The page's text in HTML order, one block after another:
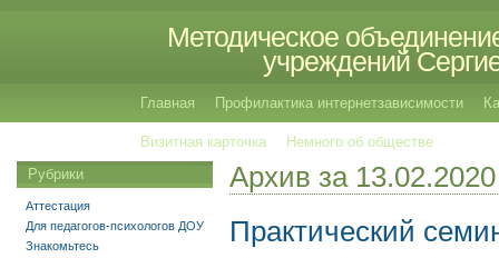
Методическое
учреждений
Главная Профилактика интернетзависимости
Визитная карточка Немного об обществе
Архив за 13.02.2020
Практический
Рубрики
Аттестация
Для педагогов-психологов ДОУ
Знакомьтесь